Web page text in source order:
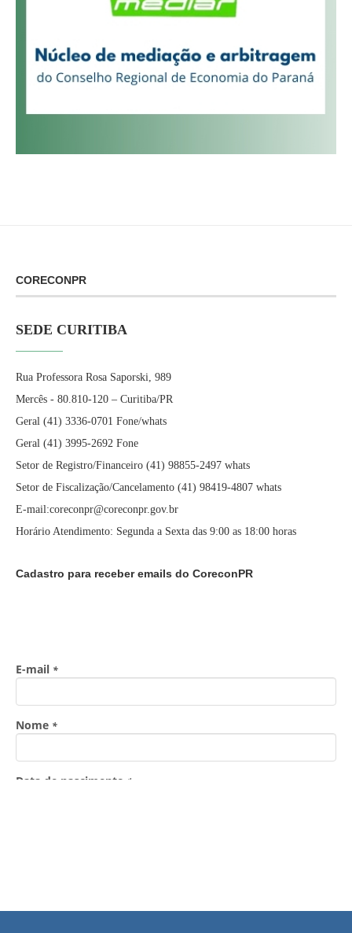
CORECONPR
SEDE CURITIBA
Rua Professora Rosa Saporski, 989
Mercês - 80.810-120 – Curitiba/PR
Geral (41) 3336-0701 Fone/whats
Geral (41) 3995-2692 Fone
Setor de Registro/Financeiro (41) 98855-2497 whats
Setor de Fiscalização/Cancelamento (41) 98419-4807 whats
E-mail:coreconpr@coreconpr.gov.br
Horário Atendimento: Segunda a Sexta das 9:00 as 18:00 horas
Cadastro para receber emails do CoreconPR